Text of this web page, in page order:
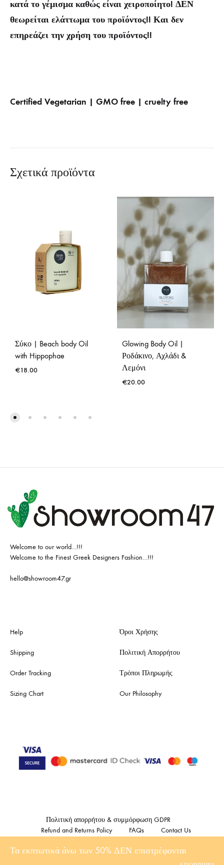
Τα εκπτωτικά άνω των 50% ΔΕΝ επιστρέφονται
κατά το γέμισμα καθώς είναι χειροποίητο! ΔΕΝ
θεωρείται ελάττωμα του προϊόντος!! Και δεν
επηρεάζει την χρήση του προϊόντος!!
Certified Vegetarian | GMO free | cruelty free
Σχετικά προϊόντα
Σύκο | Beach body Oil
with Hippophae
€18.00
Glowing Body Oil |
Ροδάκινο, Αχλάδι &
Λεμόνι
€20.00
Welcome to our world…!!!
Welcome to the Finest Greek Designers Fashion…!!!
hello@showroom47.gr
Help
Shipping
Order Tracking
Sizing Chart
Όροι Χρήσης
Πολιτική Απορρήτου
Τρόποι Πληρωμής
Our Philosophy
©2023 Showroom47. All rights reserved Made with by DonDigital .gr
Πολιτική απορρήτου & συμμόρφωση GDPR
Refund and Returns Policy
FAQs Contact Us